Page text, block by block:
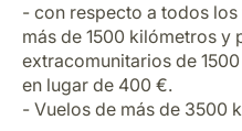
- con respecto a todos
más de 1500 kilómetros y
extracomunitarios de
en lugar de 400 €.
- Vuelos de más de 3500